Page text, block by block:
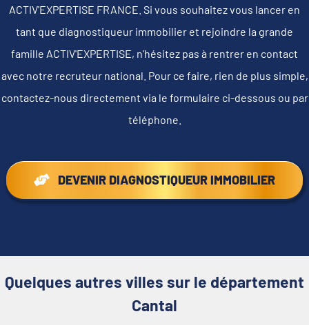
ACTIV'EXPERTISE FRANCE. Si vous souhaitez vous lancer en
tant que diagnostiqueur immobilier et rejoindre la grande
famille ACTIV'EXPERTISE, n'hésitez pas à rentrer en contact
avec notre recruteur national. Pour ce faire, rien de plus simple,
contactez-nous directement via le formulaire ci-dessous ou par
téléphone.
DEVENIR DIAGNOSTIQUEUR IMMOBILIER
Quelques autres villes sur le département
Cantal